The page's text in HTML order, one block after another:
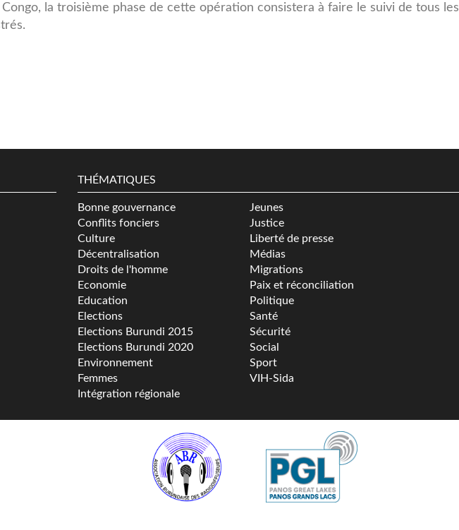
Congo, la troisième phase de cette opération consistera à faire le suivi de tous les
THÉMATIQUES
Bonne gouvernance
Conflits fonciers
Culture
Décentralisation
Droits de l'homme
Economie
Education
Elections
Elections Burundi 2015
Elections Burundi 2020
Environnement
Femmes
Intégration régionale
Jeunes
Justice
Liberté de presse
Médias
Migrations
Paix et réconciliation
Politique
Santé
Sécurité
Social
Sport
VIH-Sida